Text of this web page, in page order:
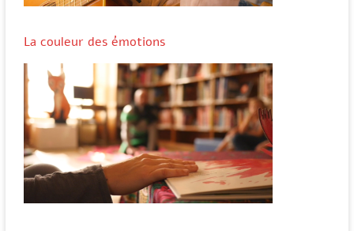
La couleur des émotions